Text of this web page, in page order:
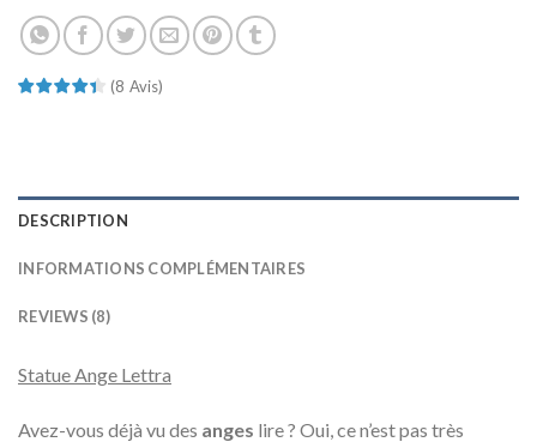
(8 Avis)
DESCRIPTION
INFORMATIONS COMPLÉMENTAIRES
REVIEWS (8)
Statue Ange Lettra
Avez-vous déjà vu des anges lire ? Oui, ce n’est pas très